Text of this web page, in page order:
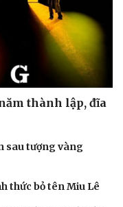
thành lập, đĩa
sau tượng vàng
thức bỏ tên Miu Lê